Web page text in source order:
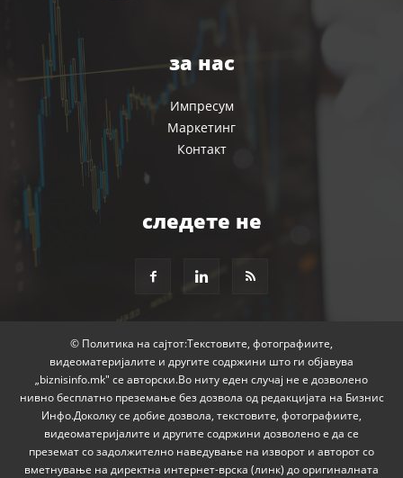
за нас
Импресум
Маркетинг
Контакт
следете не
© Политика на сајтот:Текстовите, фотографиите,
видеоматеријалите и другите содржини што ги објавува
„biznisinfo.mk" се авторски.Во ниту еден случај не е дозволено
нивно бесплатно преземање без дозвола од редакцијата на Бизнис
Инфо.Доколку се добие дозвола, текстовите, фотографиите,
видеоматеријалите и другите содржини дозволено е да се
преземат со задолжително наведување на изворот и авторот со
вметнување на директна интернет-врска (линк) до оригиналната